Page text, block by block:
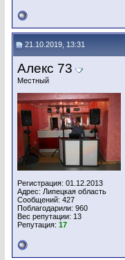
21.10.2019, 13:31
Алекс 73
Местный
Регистрация: 01.12.2013
Адрес: Липецкая область
Сообщений: 427
Поблагодарили: 960
Вес репутации: 13
Репутация: 17